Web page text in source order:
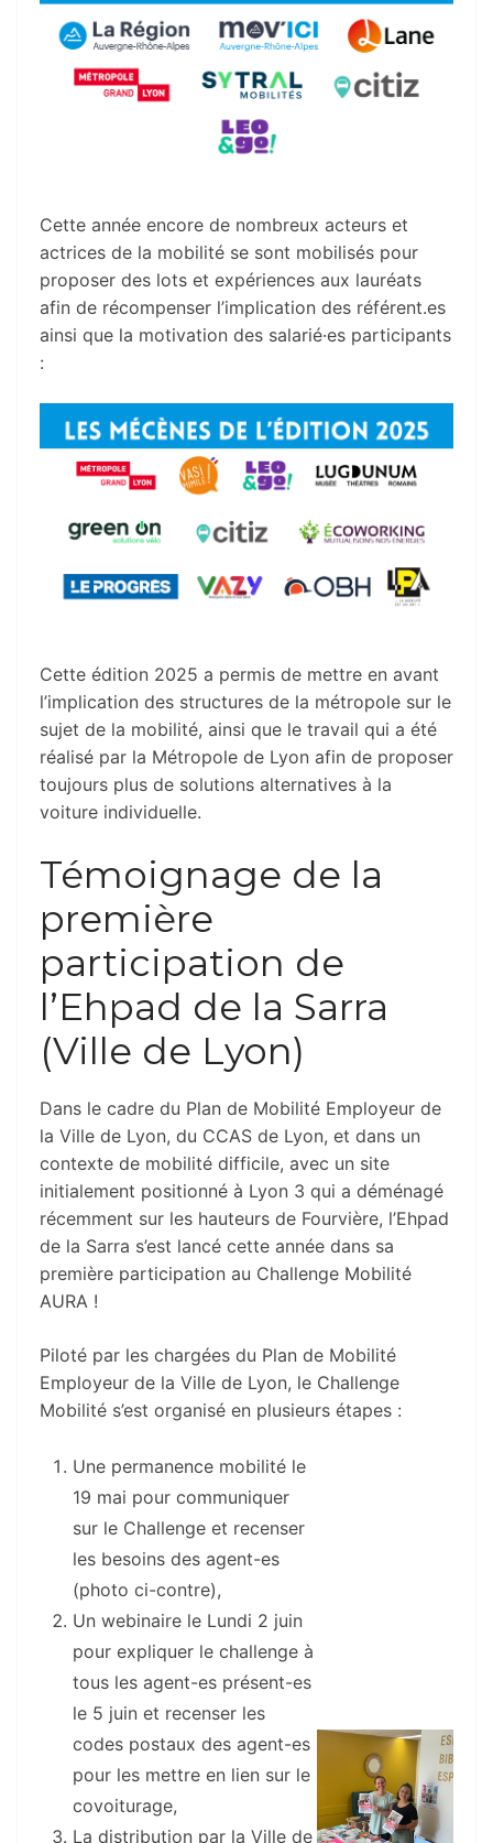
Cette année encore de nombreux acteurs et
actrices de la mobilité se sont mobilisés pour
proposer des lots et expériences aux lauréats
afin de récompenser l’implication des référent.es
ainsi que la motivation des salarié·es participants
:
Cette édition 2025 a permis de mettre en avant
l’implication des structures de la métropole sur le
sujet de la mobilité, ainsi que le travail qui a été
réalisé par la Métropole de Lyon afin de proposer
toujours plus de solutions alternatives à la
voiture individuelle.
Témoignage de la
première
participation de
l’Ehpad de la Sarra
(Ville de Lyon)
Dans le cadre du Plan de Mobilité Employeur de
la Ville de Lyon, du CCAS de Lyon, et dans un
contexte de mobilité difficile, avec un site
initialement positionné à Lyon 3 qui a déménagé
récemment sur les hauteurs de Fourvière, l’Ehpad
de la Sarra s’est lancé cette année dans sa
première participation au Challenge Mobilité
AURA !
Piloté par les chargées du Plan de Mobilité
Employeur de la Ville de Lyon, le Challenge
Mobilité s’est organisé en plusieurs étapes :
Une permanence mobilité le
19 mai pour communiquer
sur le Challenge et recenser
les besoins des agent-es
(photo ci-contre),
Un webinaire le Lundi 2 juin
pour expliquer le challenge à
tous les agent-es présent-es
le 5 juin et recenser les
codes postaux des agent-es
pour les mettre en lien sur le
covoiturage,
La distribution par la Ville de